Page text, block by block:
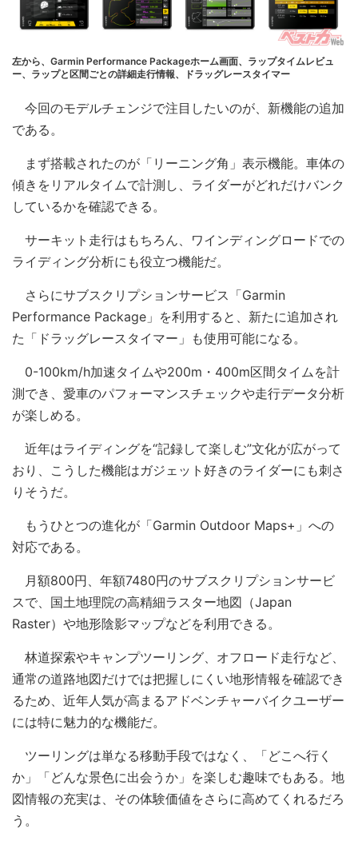
左から、Garmin Performance Packageホーム画面、ラップタイムレビュ
ー、ラップと区間ごとの詳細走行情報、ドラッグレースタイマー
今回のモデルチェンジで注目したいのが、新機能の追加
である。
まず搭載されたのが「リーニング角」表示機能。車体の
傾きをリアルタイムで計測し、ライダーがどれだけバンク
しているかを確認できる。
サーキット走行はもちろん、ワインディングロードでの
ライディング分析にも役立つ機能だ。
さらにサブスクリプションサービス「Garmin
Performance Package」を利用すると、新たに追加され
た「ドラッグレースタイマー」も使用可能になる。
0-100km/h加速タイムや200m・400m区間タイムを計
測でき、愛車のパフォーマンスチェックや走行データ分析
が楽しめる。
近年はライディングを“記録して楽しむ”文化が広がって
おり、こうした機能はガジェット好きのライダーにも刺さ
りそうだ。
もうひとつの進化が「Garmin Outdoor Maps+」への
対応である。
月額800円、年額7480円のサブスクリプションサービ
スで、国土地理院の高精細ラスター地図（Japan
Raster）や地形陰影マップなどを利用できる。
林道探索やキャンプツーリング、オフロード走行など、
通常の道路地図だけでは把握しにくい地形情報を確認でき
るため、近年人気が高まるアドベンチャーバイクユーザー
には特に魅力的な機能だ。
ツーリングは単なる移動手段ではなく、「どこへ行く
か」「どんな景色に出会うか」を楽しむ趣味でもある。地
図情報の充実は、その体験価値をさらに高めてくれるだろ
う。